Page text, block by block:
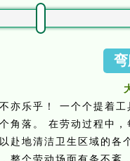
亦乐乎！
一个个提着
角落。
在劳动过程中
赴地清洁卫生区域的各
整个劳动场面有条不紊